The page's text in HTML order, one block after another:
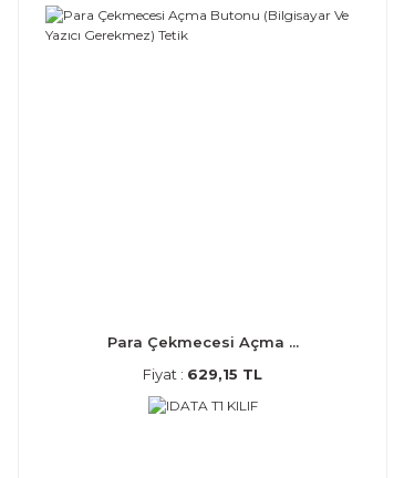
Para Çekmecesi Açma ...
Fiyat : 629,15 TL